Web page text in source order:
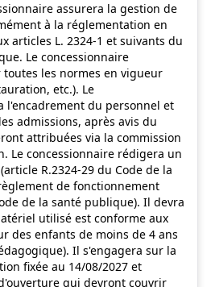
assurera la gestion de
à la réglementation en
articles L. 2324-1 et suivants du
Le concessionnaire
les normes en vigueur
etc.). Le
l'encadrement du personnel et
admissions, après avis du
attribuées via la commission
Le concessionnaire rédigera un
R.2324-29 du Code de la
de fonctionnement
de la santé publique). Il devra
utilisé est conforme aux
des enfants de moins de 4 ans
Il s'engagera sur la
fixée au 14/08/2027 et
qui devront couvrir